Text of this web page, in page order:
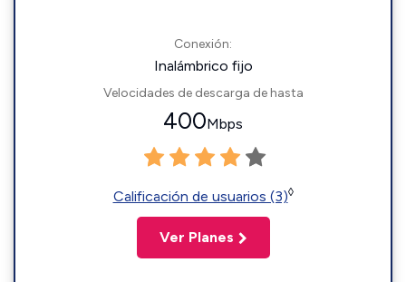
Conexión:
Inalámbrico fijo
Velocidades de descarga de hasta
400Mbps
Calificación de usuarios (3)◊
Ver Planes